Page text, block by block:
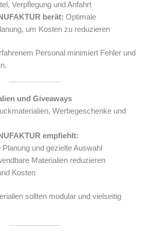
Verpflegung und Anfahrt
berät: Optimale
um Kosten zu reduzieren
Personal minimiert Fehler und
und Giveaways
Werbegeschenke und
empfiehlt:
und gezielte Auswahl
Materialien reduzieren
Kosten
sollten modular und vielseitig